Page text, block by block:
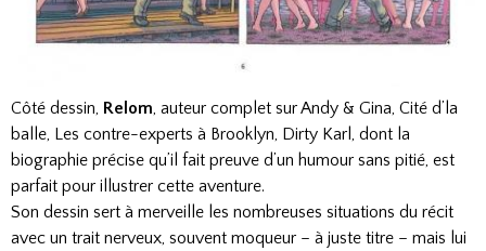
Côté dessin, Relom, auteur complet sur Andy & Gina, Cité d’la
balle, Les contre-experts à Brooklyn, Dirty Karl, dont la
biographie précise qu’il fait preuve d’un humour sans pitié, est
parfait pour illustrer cette aventure.
Son dessin sert à merveille les nombreuses situations du récit
avec un trait nerveux, souvent moqueur – à juste titre – mais lui